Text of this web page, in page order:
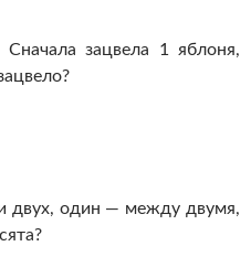
зацвела 1 яблоня,
двух, один — между двумя,